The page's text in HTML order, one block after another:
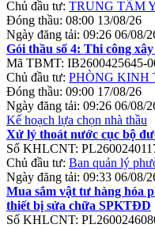
Chủ đầu tư: TRUNG TÂM
Đóng thầu: 08:00 13/08/26
Ngày đăng tải: 09:26 06/08/
Gói thầu số 4: Thi công
Mã TBMT: IB2600425645-
Chủ đầu tư: PHÒNG KINH
Đóng thầu: 09:00 17/08/26
Ngày đăng tải: 09:26 06/08/
Kế hoạch lựa chọn nhà thầu
Xử lý thoát nước cục bộ
Số KHLCNT:
Chủ đầu tư: Ban quản lý
Ngày đăng tải: 09:33 06/08/
Mua sắm vật tư hàng hóa
thiết bị sửa chữa SPKTĐD
Số KHLCNT: